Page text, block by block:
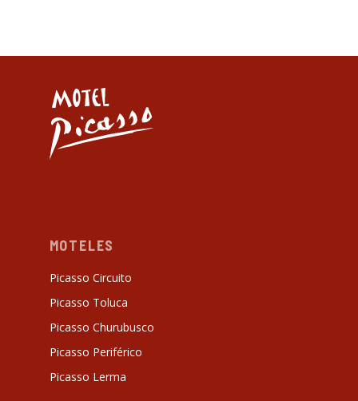
MOTELES
Picasso Circuito
Picasso Toluca
Picasso Churubusco
Picasso Periférico
Picasso Lerma